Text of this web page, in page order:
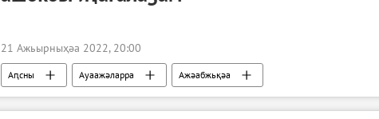
21 Ажьырныҳәа 2022, 20:00
Аԥсны Ауаажәларра
Ажәабжьқәа
Аҿкчымазара, алаҵаҟаҵара: акоронавирус азы Аԥсны аҭагылазаашьа